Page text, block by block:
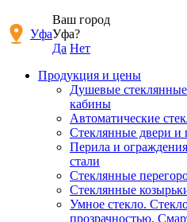
Уфа
Ваш город
Уфа?
Да Нет
Продукция и цены
Душевые
кабины
Автоматические
Стеклянные двери и
Перила и
стали
Стеклянные
Стеклянные
Умное стекло.
прозрачностью.